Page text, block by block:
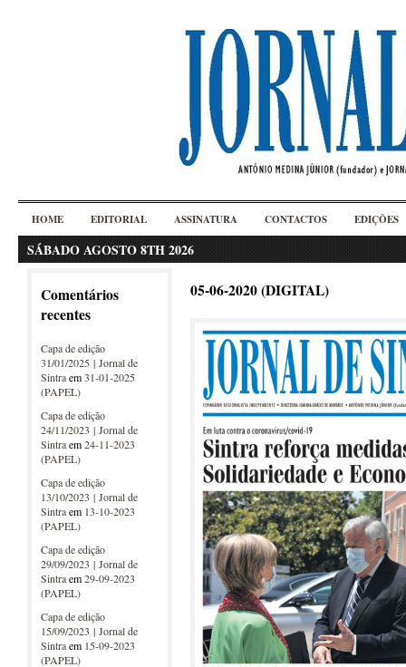
HOME EDITORIAL ASSINATURA CONTACTOS EDIÇÕES
SÁBADO AGOSTO 8TH 2026
Comentários
recentes
Capa de edição
31/01/2025 | Jornal de
Sintraem31-01-2025
(PAPEL)
Capa de edição
24/11/2023 | Jornal de
Sintraem24-11-2023
(PAPEL)
Capa de edição
13/10/2023 | Jornal de
Sintraem 13-10-2023
(PAPEL)
Capa de edição
29/09/2023 | Jornal de
Sintraem29-09-2023
(PAPEL)
Capa de edição
15/09/2023 | Jornal de
Sintraem 15-09-2023
(PAPEL)
05-06-2020 (DIGITAL)